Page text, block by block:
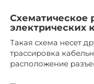
Схематическое
электрических
Такая схема несет
трассировка
расположение